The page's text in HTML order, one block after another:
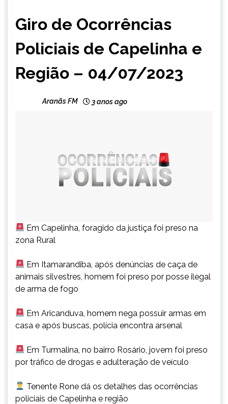
MINAS
NOTÍCIAS
Giro de Ocorrências
Policiais de Capelinha e
Região – 04/07/2023
Aranãs FM 3 anos ago
Em Capelinha, foragido da justiça foi preso na
zona Rural
Em Itamarandiba, após denúncias de caça de
animais silvestres, homem foi preso por posse ilegal
de arma de fogo
Em Aricanduva, homem nega possuir armas em
casa e após buscas, polícia encontra arsenal
Em Turmalina, no bairro Rosário, jovem foi preso
por tráfico de drogas e adulteração de veículo
Tenente Rone dá os detalhes das ocorrências
policiais de Capelinha e região